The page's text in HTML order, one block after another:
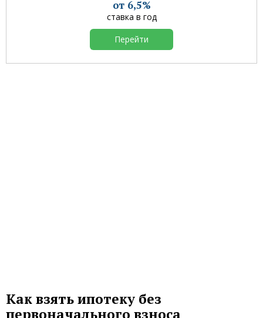
от 6,5%
ставка в год
Перейти
Как взять ипотеку без
первоначального взноса